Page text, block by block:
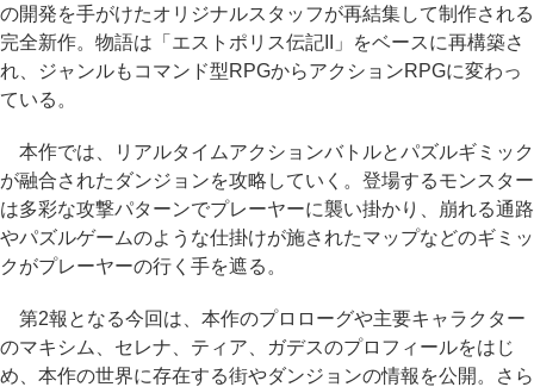
の開発を手がけたオリジナルスタッフが再結集して制作される
完全新作。物語は「エストポリス伝記II」をベースに再構築さ
れ、ジャンルもコマンド型RPGからアクションRPGに変わっ
ている。
本作では、リアルタイムアクションバトルとパズルギミック
が融合されたダンジョンを攻略していく。登場するモンスター
は多彩な攻撃パターンでプレーヤーに襲い掛かり、崩れる通路
やパズルゲームのような仕掛けが施されたマップなどのギミッ
クがプレーヤーの行く手を遮る。
第2報となる今回は、本作のプロローグや主要キャラクター
のマキシム、セレナ、ティア、ガデスのプロフィールをはじ
め、本作の世界に存在する街やダンジョンの情報を公開。さら